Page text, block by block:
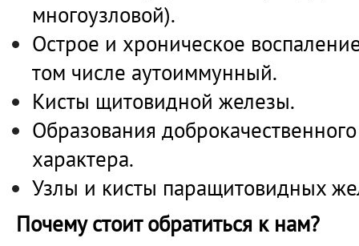
многоузловой).
Острое и хроническое
том числе аутоиммунный.
Кисты щитовидной железы.
Образования
характера.
Узлы и кисты паращитовидных
Почему стоит обратиться к нам?